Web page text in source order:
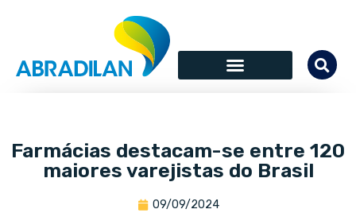
Farmácias destacam-se entre 120
maiores varejistas do Brasil
09/09/2024